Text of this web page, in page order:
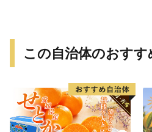
この自治体のおすす